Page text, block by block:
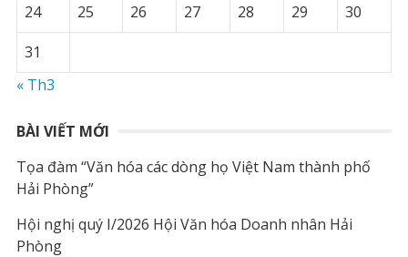
24
25 26 27 28 29
30
31
« Th3
BÀI VIẾT MỚI
Tọa đàm “Văn hóa các dòng họ Việt Nam thành phố
Hải Phòng”
Hội nghị quý I/2026 Hội Văn hóa Doanh nhân Hải
Phòng